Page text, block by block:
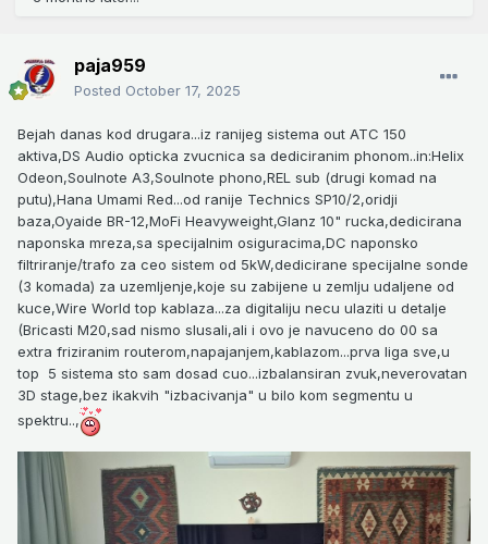
paja959
Posted October 17, 2025
Bejah danas kod drugara...iz ranijeg sistema out ATC 150
aktiva,DS Audio opticka zvucnica sa dediciranim phonom..in:Helix
Odeon,Soulnote A3,Soulnote phono,REL sub (drugi komad na
putu),Hana Umami Red...od ranije Technics SP10/2,oridji
baza,Oyaide BR-12,MoFi Heavyweight,Glanz 10" rucka,dedicirana
naponska mreza,sa specijalnim osiguracima,DC naponsko
filtriranje/trafo za ceo sistem od 5kW,dedicirane specijalne sonde
(3 komada) za uzemljenje,koje su zabijene u zemlju udaljene od
kuce,Wire World top kablaza...za digitaliju necu ulaziti u detalje
(Bricasti M20,sad nismo slusali,ali i ovo je navuceno do 00 sa
extra friziranim routerom,napajanjem,kablazom...prva liga sve,u
top 5 sistema sto sam dosad cuo...izbalansiran zvuk,neverovatan
3D stage,bez ikakvih "izbacivanja" u bilo kom segmentu u
spektru..,